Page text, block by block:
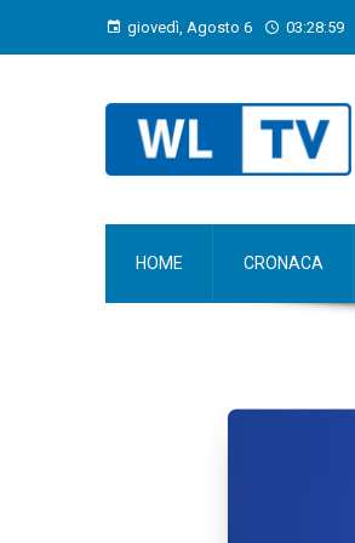
giovedì, Agosto 6 03:29:00
HOME CRONACA